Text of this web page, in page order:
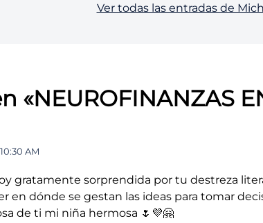
Ver todas las entradas de
«NEUROFINANZAS
AM
gratamente sorprendida por tu destreza
en dónde se gestan las ideas para tomar
de ti mi niña hermosa 🌷💜🤗